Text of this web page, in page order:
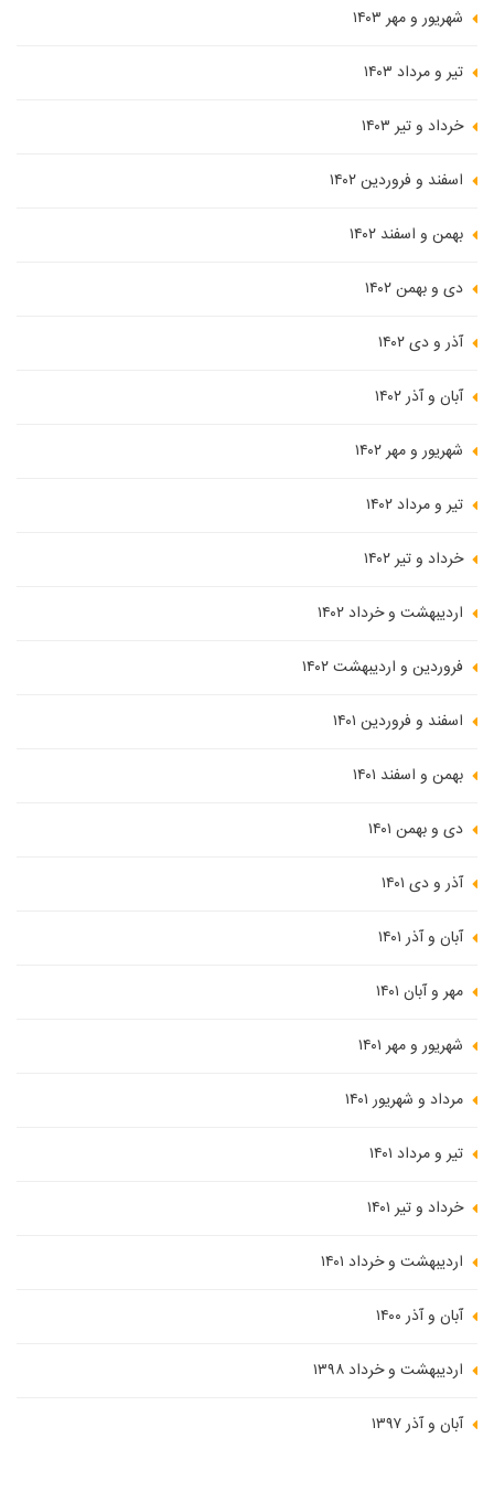
شهریور و مهر ۱۴۰۳
تیر و مرداد ۱۴۰۳
خرداد و تیر ۱۴۰۳
اسفند و فروردین ۱۴۰۲
بهمن و اسفند ۱۴۰۲
دی و بهمن ۱۴۰۲
آذر و دی ۱۴۰۲
آبان و آذر ۱۴۰۲
شهریور و مهر ۱۴۰۲
تیر و مرداد ۱۴۰۲
خرداد و تیر ۱۴۰۲
اردیبهشت و خرداد ۱۴۰۲
فروردین و اردیبهشت ۱۴۰۲
اسفند و فروردین ۱۴۰۱
بهمن و اسفند ۱۴۰۱
دی و بهمن ۱۴۰۱
آذر و دی ۱۴۰۱
آبان و آذر ۱۴۰۱
مهر و آبان ۱۴۰۱
شهریور و مهر ۱۴۰۱
مرداد و شهریور ۱۴۰۱
تیر و مرداد ۱۴۰۱
خرداد و تیر ۱۴۰۱
اردیبهشت و خرداد ۱۴۰۱
آبان و آذر ۱۴۰۰
اردیبهشت و خرداد ۱۳۹۸
آبان و آذر ۱۳۹۷